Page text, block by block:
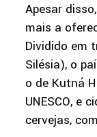
Apesar
mais a
Dividido em
Silésia), o
o de Kutná
UNESCO, e
cervejas,